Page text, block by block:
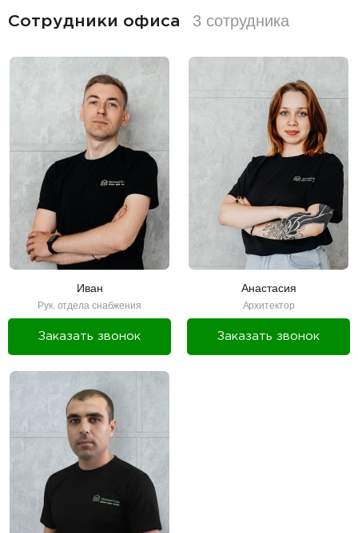
Сотрудники офиса 3 сотрудника
Иван
Рук. отдела снабжения
Заказать звонок
Анастасия
Архитектор
Заказать звонок